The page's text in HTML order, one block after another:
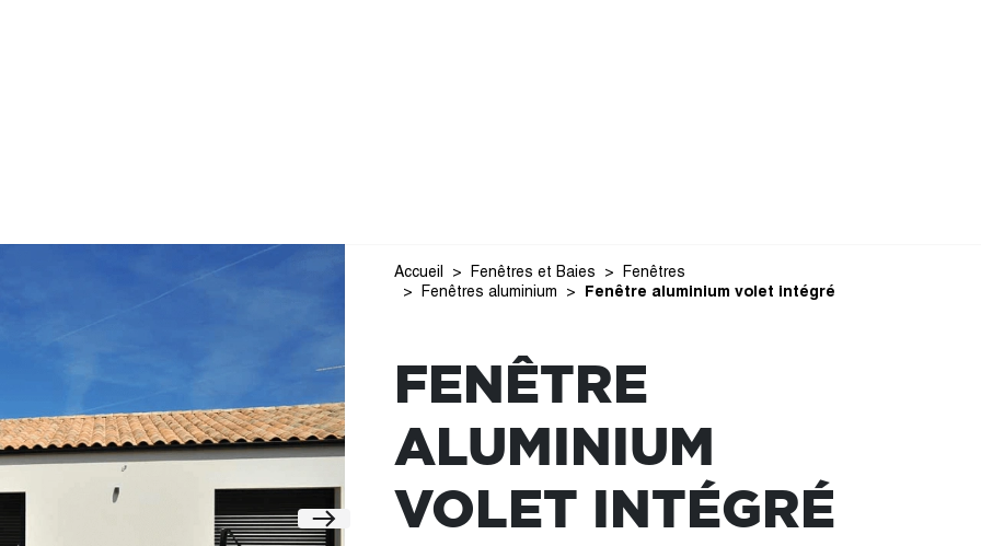
Accueil Fenêtres et Baies
Fenêtres
Fenêtres aluminium
Fenêtre aluminium volet intégré
FENÊTRE
ALUMINIUM
VOLET INTÉGRÉ